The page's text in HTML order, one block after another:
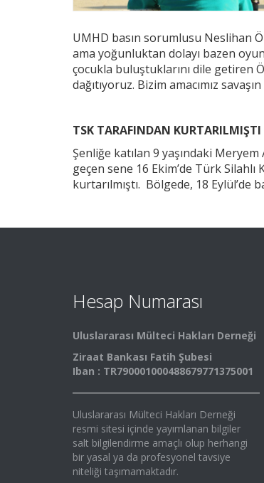
UMHD basın sorumlusu Neslihan
ama yoğunluktan dolayı bazen
çocukla buluştuklarını dile getiren
dağıtıyoruz. Bizim amacımız
TSK TARAFINDAN KURTARILMIŞTI
Şenliğe katılan 9 yaşındaki
geçen sene 16 Ekim’de Türk
kurtarılmıştı. Bölgede, 18 Eylül’de
Hesap Numarası
Uluslararası Mülteci Hakları Derneği
Ziraat Bankası Fatih Şubesi
Iban : TR790001000488679771375001
Uluslararası Mülteci Hakları Derneği
resmi sitesi içinde yayımlanan bilgiler
salt bilgilendirme amaçlı olup herhangi
bir yasal ya da profesyonel tavsiye
niteliği taşımamaktadır.